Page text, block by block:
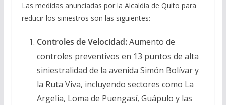
Las medidas anunciadas por la Alcaldía de Quito para
reducir los siniestros son las siguientes:
Controles de Velocidad:Aumento de
controles preventivos en 13 puntos de alta
siniestralidad de la avenida Simón Bolívar y
la Ruta Viva, incluyendo sectores como La
Argelia, Loma de Puengasí, Guápulo y las